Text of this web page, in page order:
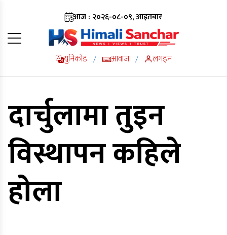
आज : २०२६-०८-०९, आइतबार
युनिकोड / आवाज / लगइन
दार्चुलामा तुइन
विस्थापन कहिले
हाेला